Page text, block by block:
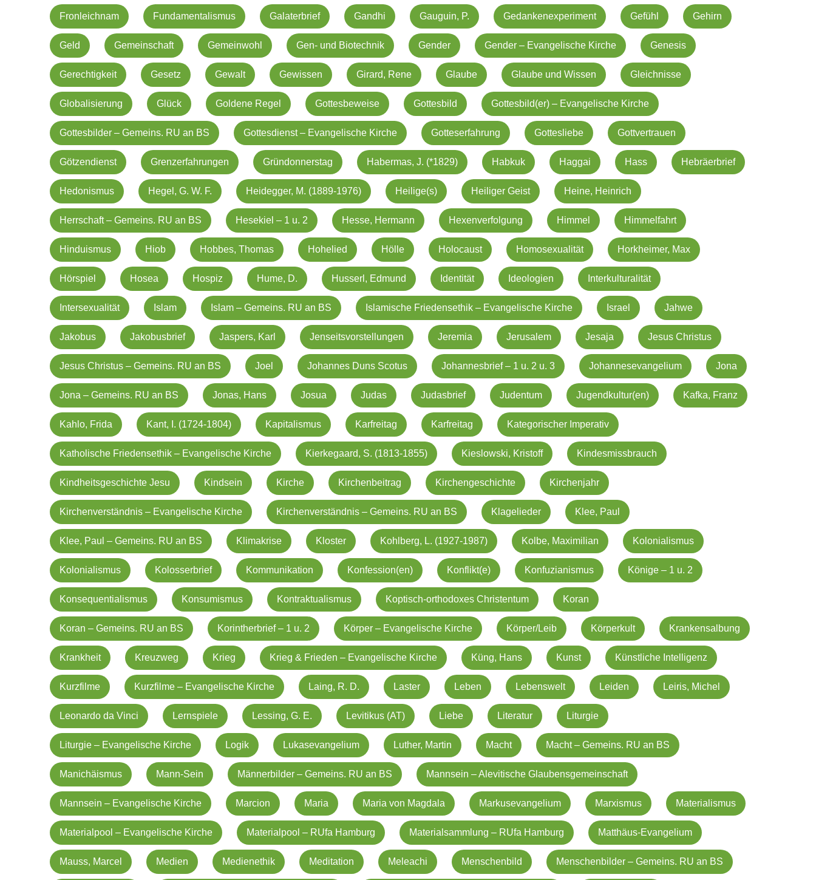
Fronleichnam Fundamentalismus Galaterbrief Gandhi Gauguin, P. Gedankenexperiment Gefühl Gehirn
Geld Gemeinschaft Gemeinwohl Gen- und Biotechnik Gender Gender – Evangelische Kirche Genesis
Gerechtigkeit Gesetz Gewalt Gewissen Girard, Rene Glaube Glaube und Wissen Gleichnisse
Globalisierung Glück Goldene Regel Gottesbeweise Gottesbild Gottesbild(er) – Evangelische Kirche
Gottesbilder – Gemeins. RU an BS Gottesdienst – Evangelische Kirche Gotteserfahrung Gottesliebe Gottvertrauen
Götzendienst Grenzerfahrungen Gründonnerstag Habermas, J. (*1829) Habkuk Haggai Hass Hebräerbrief
Hedonismus Hegel, G. W. F. Heidegger, M. (1889-1976) Heilige(s) Heiliger Geist Heine, Heinrich
Herrschaft – Gemeins. RU an BS Hesekiel – 1 u. 2 Hesse, Hermann Hexenverfolgung Himmel Himmelfahrt
Hinduismus Hiob Hobbes, Thomas Hohelied Hölle Holocaust Homosexualität Horkheimer, Max
Hörspiel Hosea Hospiz Hume, D. Husserl, Edmund Identität Ideologien Interkulturalität
Intersexualität Islam Islam – Gemeins. RU an BS Islamische Friedensethik – Evangelische Kirche Israel Jahwe
Jakobus Jakobusbrief Jaspers, Karl Jenseitsvorstellungen Jeremia Jerusalem Jesaja Jesus Christus
Jesus Christus – Gemeins. RU an BS Joel Johannes Duns Scotus Johannesbrief – 1 u. 2 u. 3 Johannesevangelium Jona
Jona – Gemeins. RU an BS Jonas, Hans Josua Judas Judasbrief Judentum Jugendkultur(en) Kafka, Franz
Kahlo, Frida Kant, I. (1724-1804) Kapitalismus Karfreitag Karfreitag Kategorischer Imperativ
Katholische Friedensethik – Evangelische Kirche Kierkegaard, S. (1813-1855) Kieslowski, Kristoff Kindesmissbrauch
Kindheitsgeschichte Jesu Kindsein Kirche Kirchenbeitrag Kirchengeschichte Kirchenjahr
Kirchenverständnis – Evangelische Kirche Kirchenverständnis – Gemeins. RU an BS Klagelieder Klee, Paul
Klee, Paul – Gemeins. RU an BS Klimakrise Kloster Kohlberg, L. (1927-1987) Kolbe, Maximilian Kolonialismus
Kolonialismus Kolosserbrief Kommunikation Konfession(en) Konflikt(e) Konfuzianismus Könige – 1 u. 2
Konsequentialismus Konsumismus Kontraktualismus Koptisch-orthodoxes Christentum Koran
Koran – Gemeins. RU an BS Korintherbrief – 1 u. 2 Körper – Evangelische Kirche Körper/Leib Körperkult Krankensalbung
Krankheit Kreuzweg Krieg Krieg & Frieden – Evangelische Kirche Küng, Hans Kunst Künstliche Intelligenz
Kurzfilme Kurzfilme – Evangelische Kirche Laing, R. D. Laster Leben Lebenswelt Leiden Leiris, Michel
Leonardo da Vinci Lernspiele Lessing, G. E. Levitikus (AT) Liebe Literatur Liturgie
Liturgie – Evangelische Kirche Logik Lukasevangelium Luther, Martin Macht Macht – Gemeins. RU an BS
Manichäismus Mann-Sein Männerbilder – Gemeins. RU an BS Mannsein – Alevitische Glaubensgemeinschaft
Mannsein – Evangelische Kirche Marcion Maria Maria von Magdala Markusevangelium Marxismus Materialismus
Materialpool – Evangelische Kirche Materialpool – RUfa Hamburg Materialsammlung – RUfa Hamburg Matthäus-Evangelium
Mauss, Marcel Medien Medienethik Meditation Meleachi Menschenbild Menschenbilder – Gemeins. RU an BS